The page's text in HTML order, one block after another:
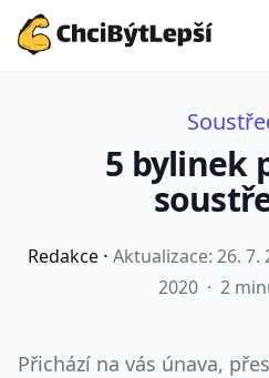
5 bylinek
Redakce · Aktualizace: 26. 7.
2020 · 2
Přichází na vás únava,